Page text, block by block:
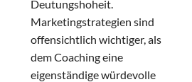
Deutungshoheit.
Marketingstrategien sind
offensichtlich wichtiger, als
dem Coaching eine
eigenständige würdevolle